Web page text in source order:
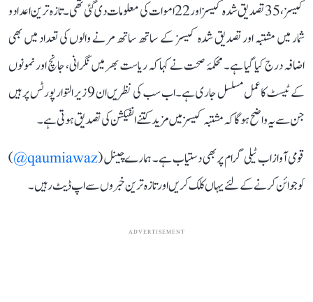
کیسز، 35 تصدیق شدہ کیسز اور 22 اموات کی معلومات دی گئی تھی۔ تازہ ترین اعداد و
شمار میں مشتبہ اور تصدیق شدہ کیسز کے ساتھ ساتھ مرنے والوں کی تعداد میں بھی
اضافہ درج کیا گیا ہے۔ محکمۂ صحت نے کہا کہ ریاست بھر میں نگرانی، جانچ اور نمونوں
کے ٹیسٹ کا عمل مسلسل جاری ہے۔ اب سب کی نظریں ان 9 زیر التوا رپورٹس پر ہیں
جن سے یہ واضح ہوگا کہ مشتبہ کیسز میں مزید کتنے انفیکشن کی تصدیق ہوتی ہے۔
قومی آواز اب ٹیلی گرام پر بھی دستیاب ہے۔ ہمارے چینل (qaumiawaz@
)
کو جوائن کرنے کے لئے یہاں کلک کریں اور تازہ ترین خبروں سے اپ ڈیٹ رہیں۔
ADVERTISEMENT